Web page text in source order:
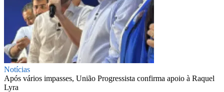
Notícias
Após vários impasses, União Progressista confirma apoio à Raquel
Lyra